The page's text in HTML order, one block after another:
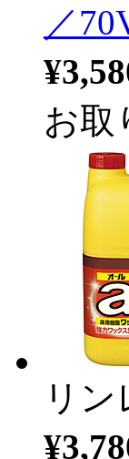
／
お取
リン